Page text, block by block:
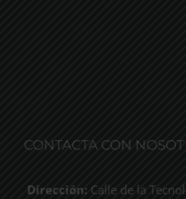
CONTACTA CON
Dirección:Calle de la